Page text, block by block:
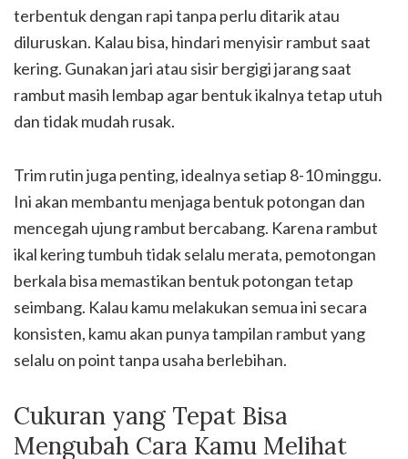
terbentuk dengan rapi tanpa perlu ditarik atau
diluruskan. Kalau bisa, hindari menyisir rambut saat
kering. Gunakan jari atau sisir bergigi jarang saat
rambut masih lembap agar bentuk ikalnya tetap utuh
dan tidak mudah rusak.
Trim rutin juga penting, idealnya setiap 8-10 minggu.
Ini akan membantu menjaga bentuk potongan dan
mencegah ujung rambut bercabang. Karena rambut
ikal kering tumbuh tidak selalu merata, pemotongan
berkala bisa memastikan bentuk potongan tetap
seimbang. Kalau kamu melakukan semua ini secara
konsisten, kamu akan punya tampilan rambut yang
selalu on point tanpa usaha berlebihan.
Cukuran yang Tepat Bisa
Mengubah Cara Kamu Melihat